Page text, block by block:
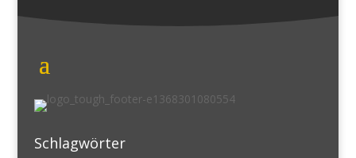
Schlagwörter